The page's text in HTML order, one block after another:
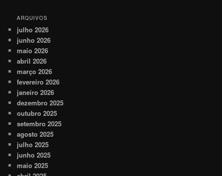
ARQUIVOS
julho 2026
junho 2026
maio 2026
abril 2026
março 2026
fevereiro 2026
janeiro 2026
dezembro 2025
outubro 2025
setembro 2025
agosto 2025
julho 2025
junho 2025
maio 2025